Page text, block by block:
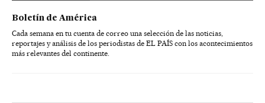
Boletín de América
Cada semana en tu cuenta de correo una selección de las noticias,
reportajes y análisis de los periodistas de EL PAÍS con los acontecimientos
más relevantes del continente.